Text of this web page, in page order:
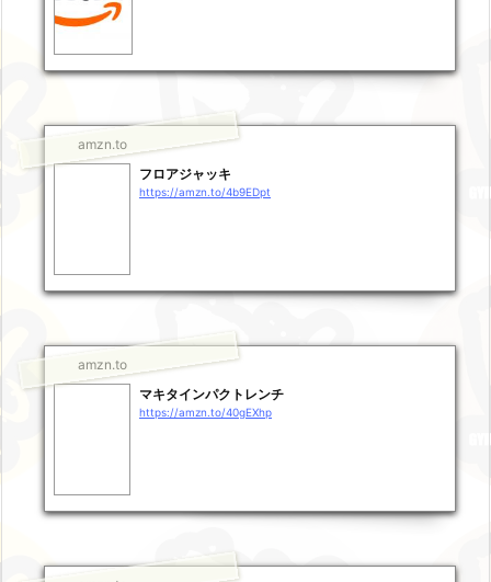
amzn.to
フロアジャッキ
https://amzn.to/4b9EDpt
amzn.to
マキタインパクトレンチ
https://amzn.to/40gEXhp